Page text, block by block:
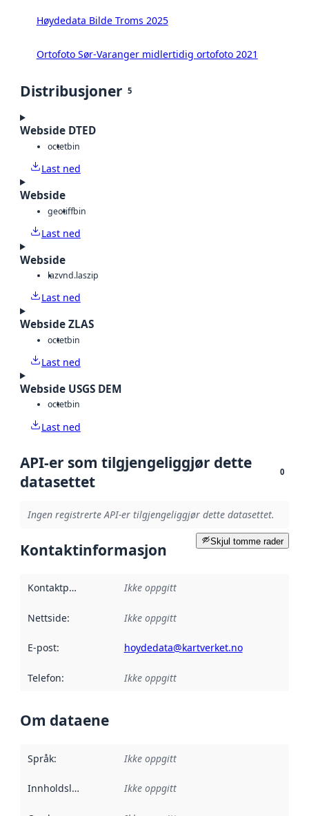
Høydedata Bilde Troms 2025
Ortofoto Sør-Varanger midlertidig ortofoto 2021
Distribusjoner 5
Webside DTED
octetbin
Last ned
Webside
geotiffbin
Last ned
Webside
lazvnd.laszip
Last ned
Webside ZLAS
octetbin
Last ned
Webside USGS DEM
octetbin
Last ned
API-er som tilgjengeliggjør dette
datasettet
0
Ingen registrerte API-er tilgjengeliggjør dette datasettet.
Skjul tomme rader
Kontaktinformasjon
Kontaktpunkt Ikke oppgitt
Nettside: Ikke oppgitt
E-post: hoydedata@kartverket.no
Telefon: Ikke oppgitt
Om dataene
Språk: Ikke oppgitt
Innholdsleverandører :
Ikke oppgitt